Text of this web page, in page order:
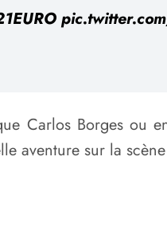
Carlos Borges ou
aventure sur la